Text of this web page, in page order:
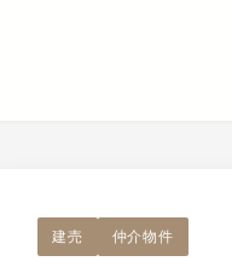
建売 仲介物件